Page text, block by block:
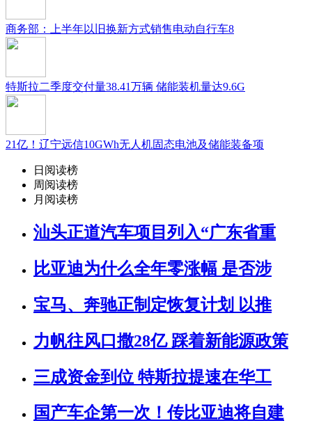
商务部：上半年以旧换新方式销售电动自行车8
特斯拉二季度交付量38.41万辆 储能装机量达9.6G
21亿！辽宁远信10GWh无人机固态电池及储能装备项
日阅读榜
周阅读榜
月阅读榜
汕头正道汽车项目列入“广东省重
比亚迪为什么全年零涨幅 是否涉
宝马、奔驰正制定恢复计划 以推
力帆往风口撒28亿 踩着新能源政策
三成资金到位 特斯拉提速在华工
国产车企第一次！传比亚迪将自建